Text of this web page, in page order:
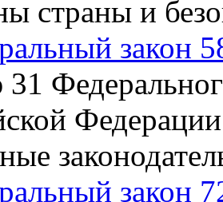
страны и
закон
31
закон